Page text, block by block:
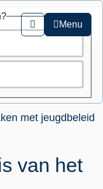
Zoeken
Menu
met jeugdbeleid
van het